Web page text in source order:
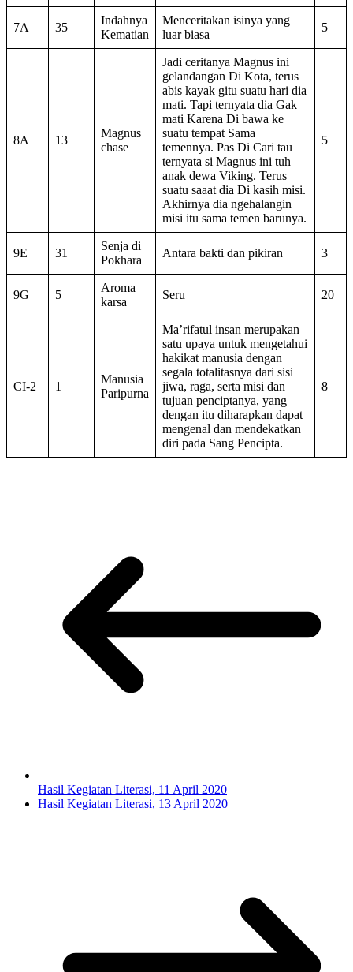
7A 35
Indahnya
Kematian
Menceritakan isinya yang
luar biasa
5
8A 13
Magnus
chase
Jadi ceritanya Magnus ini
gelandangan Di Kota, terus
abis kayak gitu suatu hari dia
mati. Tapi ternyata dia Gak
mati Karena Di bawa ke
suatu tempat Sama
temennya. Pas Di Cari tau
ternyata si Magnus ini tuh
anak dewa Viking. Terus
suatu saaat dia Di kasih misi.
Akhirnya dia ngehalangin
misi itu sama temen barunya.
5
9E 31
Senja di
Pokhara
Antara bakti dan pikiran 3
9G 5
Aroma
karsa
Seru 20
CI-2 1
Manusia
Paripurna
Ma’rifatul insan merupakan
satu upaya untuk mengetahui
hakikat manusia dengan
segala totalitasnya dari sisi
jiwa, raga, serta misi dan
tujuan penciptanya, yang
dengan itu diharapkan dapat
mengenal dan mendekatkan
diri pada Sang Pencipta.
8
Hasil Kegiatan Literasi, 11 April 2020
Hasil Kegiatan Literasi, 13 April 2020